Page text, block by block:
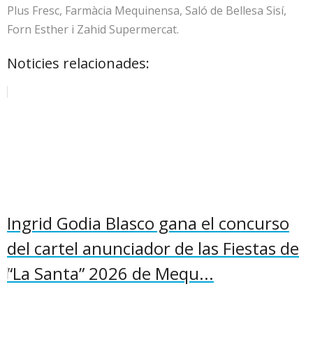
Plus Fresc, Farmàcia Mequinensa, Saló de Bellesa Sisí,
Forn Esther i Zahid Supermercat.
Noticies relacionades:
Ingrid Godia Blasco gana el concurso
del cartel anunciador de las Fiestas de
“La Santa” 2026 de Mequ...